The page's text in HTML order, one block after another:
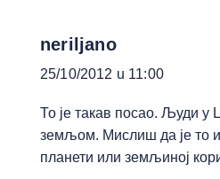
neriljano
25/10/2012 u 11:00
То је такав посао. Људи у
земљом. Мислиш да је то
планети или земљиној